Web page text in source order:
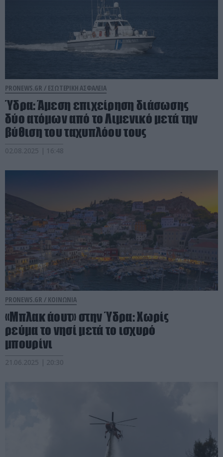
PRONEWS.GR / ΕΣΩΤΕΡΙΚΗ ΑΣΦΑΛΕΙΑ
Ύδρα: Άμεση επιχείρηση διάσωσης
δύο ατόμων από το Λιμενικό μετά την
βύθιση του ταχυπλόου τους
02.08.2025 | 16:48
PRONEWS.GR / ΚΟΙΝΩΝΙΑ
«Μπλακ άουτ» στην Ύδρα: Χωρίς
ρεύμα το νησί μετά το ισχυρό
μπουρίνι
21.06.2025 | 20:30